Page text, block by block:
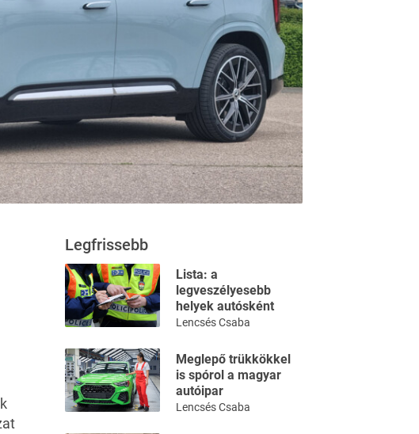
Legfrissebb
Lista: a
legveszélyesebb
helyek autósként
Lencsés Csaba
Meglepő trükkökkel
is spórol a magyar
autóipar
Lencsés Csaba